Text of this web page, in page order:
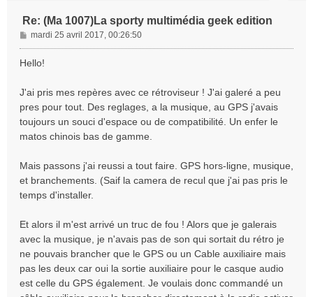
Re: (Ma 1007)La sporty multimédia geek edition
M
e
s
g
e
mardi 25 avril 2017, 00:26:50
Hello!
J'ai pris mes repères avec ce rétroviseur ! J'ai galeré a peu
pres pour tout. Des reglages, a la musique, au GPS j'avais
toujours un souci d'espace ou de compatibilité. Un enfer le
matos chinois bas de gamme.
Mais passons j'ai reussi a tout faire. GPS hors-ligne, musique,
et branchements. (Saif la camera de recul que j'ai pas pris le
temps d'installer.
Et alors il m'est arrivé un truc de fou ! Alors que je galerais
avec la musique, je n'avais pas de son qui sortait du rétro je
ne pouvais brancher que le GPS ou un Cable auxiliaire mais
pas les deux car oui la sortie auxiliaire pour le casque audio
est celle du GPS également. Je voulais donc commandé un